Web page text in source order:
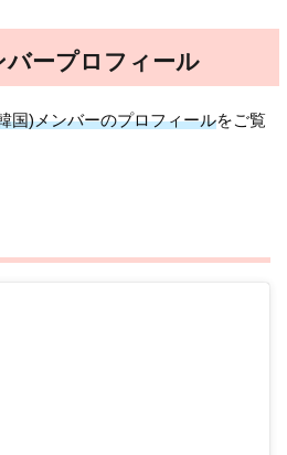
バープロフィール
国)メンバーのプロフィールをご覧